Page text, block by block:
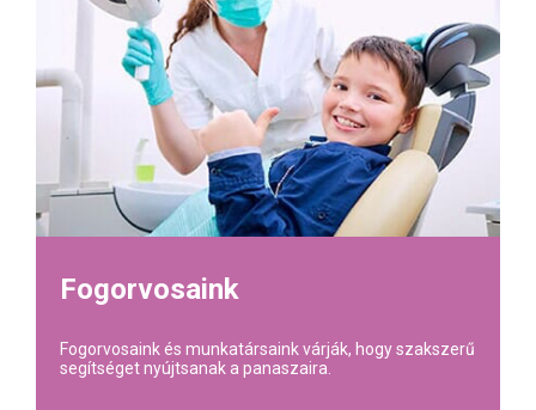
Fogorvosaink
Fogorvosaink és munkatársaink várják, hogy szakszerű
segítséget nyújtsanak a panaszaira.